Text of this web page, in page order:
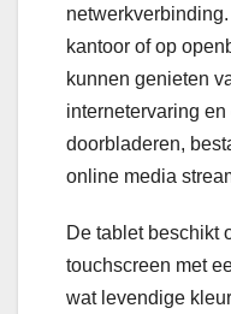
kantoor of op
kunnen genieten
internetervaring
doorbladeren,
online media
De tablet beschikt
touchscreen met
wat levendige